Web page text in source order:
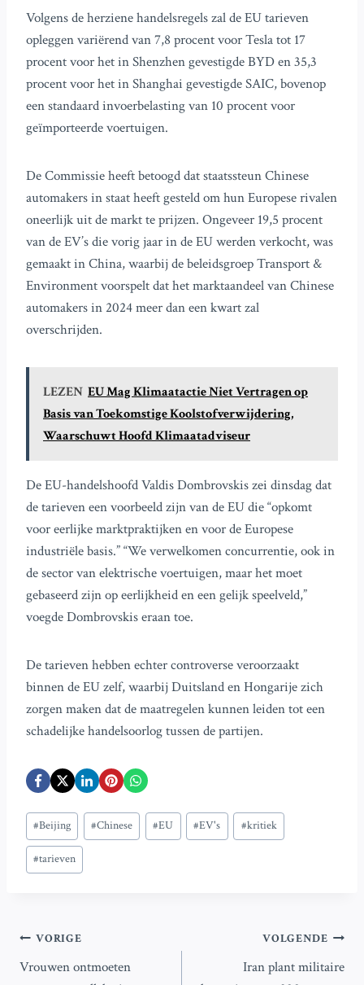
Volgens de herziene handelsregels zal de EU tarieven
opleggen variërend van 7,8 procent voor Tesla tot 17
procent voor het in Shenzhen gevestigde BYD en 35,3
procent voor het in Shanghai gevestigde SAIC, bovenop
een standaard invoerbelasting van 10 procent voor
geïmporteerde voertuigen.
De Commissie heeft betoogd dat staatssteun Chinese
automakers in staat heeft gesteld om hun Europese rivalen
oneerlijk uit de markt te prijzen. Ongeveer 19,5 procent
van de EV’s die vorig jaar in de EU werden verkocht, was
gemaakt in China, waarbij de beleidsgroep Transport &
Environment voorspelt dat het marktaandeel van Chinese
automakers in 2024 meer dan een kwart zal
overschrijden.
LEZEN EU Mag Klimaatactie Niet Vertragen op
Basis van Toekomstige Koolstofverwijdering,
Waarschuwt Hoofd Klimaatadviseur
De EU-handelshoofd Valdis Dombrovskis zei dinsdag dat
de tarieven een voorbeeld zijn van de EU die “opkomt
voor eerlijke marktpraktijken en voor de Europese
industriële basis.” “We verwelkomen concurrentie, ook in
de sector van elektrische voertuigen, maar het moet
gebaseerd zijn op eerlijkheid en een gelijk speelveld,”
voegde Dombrovskis eraan toe.
De tarieven hebben echter controverse veroorzaakt
binnen de EU zelf, waarbij Duitsland en Hongarije zich
zorgen maken dat de maatregelen kunnen leiden tot een
schadelijke handelsoorlog tussen de partijen.
Bericht
tags:
#Beijing #Chinese #EU #EV's #kritiek
#tarieven
Bericht
navigatie
VORIGE
Vrouwen ontmoeten
VOLGENDE
Iran plant militaire